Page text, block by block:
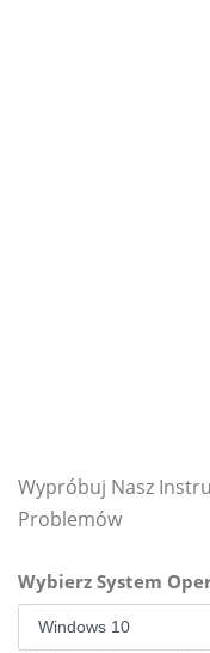
Wypróbuj Nasz
Problemów
Wybierz System